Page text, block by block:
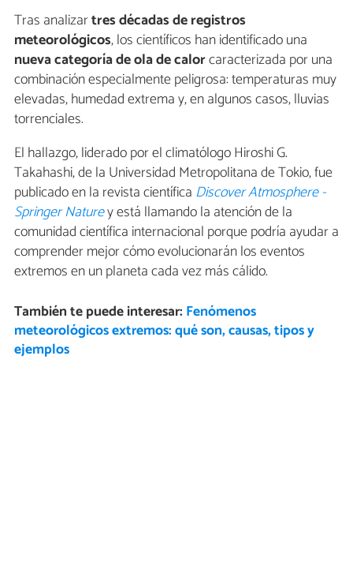
Tras analizartres décadas de registros
meteorológicos, los científicos han identificado una
nueva categoría de ola de calorcaracterizada por una
combinación especialmente peligrosa: temperaturas muy
elevadas, humedad extrema y, en algunos casos, lluvias
torrenciales.
El hallazgo, liderado por el climatólogo Hiroshi G.
Takahashi, de la Universidad Metropolitana de Tokio, fue
publicado en la revista científica Discover Atmosphere -
Springer Naturey está llamando la atención de la
comunidad científica internacional porque podría ayudar a
comprender mejor cómo evolucionarán los eventos
extremos en un planeta cada vez más cálido.
También te puede interesar: Fenómenos
meteorológicos extremos: qué son, causas, tipos y
ejemplos